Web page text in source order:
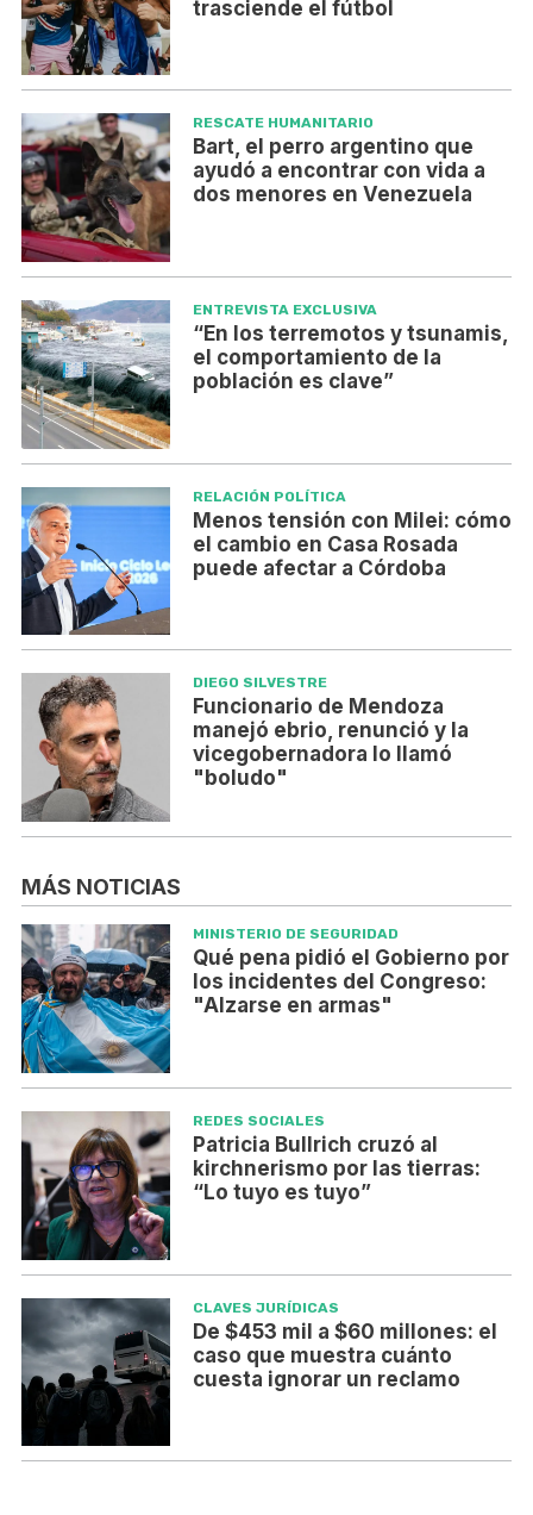
trasciende el fútbol
RESCATE HUMANITARIO
Bart, el perro argentino que
ayudó a encontrar con vida a
dos menores en Venezuela
ENTREVISTA EXCLUSIVA
​​​​​​​“En los terremotos y tsunamis,
el comportamiento de la
población es clave”
RELACIÓN POLÍTICA
Menos tensión con Milei: cómo
el cambio en Casa Rosada
puede afectar a Córdoba
DIEGO SILVESTRE
Funcionario de Mendoza
manejó ebrio, renunció y la
vicegobernadora lo llamó
"boludo"
MÁS NOTICIAS
MINISTERIO DE SEGURIDAD
Qué pena pidió el Gobierno por
los incidentes del Congreso:
"Alzarse en armas"
REDES SOCIALES
Patricia Bullrich cruzó al
kirchnerismo por las tierras:
“Lo tuyo es tuyo”
CLAVES JURÍDICAS
De $453 mil a $60 millones: el
caso que muestra cuánto
cuesta ignorar un reclamo